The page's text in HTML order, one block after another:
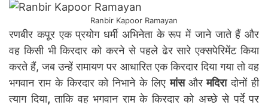
Ranbir Kapoor Ramayan
रणबीर कपूर एक प्रयोग धर्मी अभिनेता के रूप में जाने जाते हैं और
वह किसी भी किरदार को करने से पहले ढेर सारे एक्सपेरिमेंट किया
करते हैं, जब उन्हें रामायण पर आधारित एक किरदार दिया गया तो वह
भगवान राम के किरदार को निभाने के लिएमांस औरमदिरादोनों ही
त्याग दिया, ताकि वह भगवान राम के किरदार को अच्छे से पर्दे पर